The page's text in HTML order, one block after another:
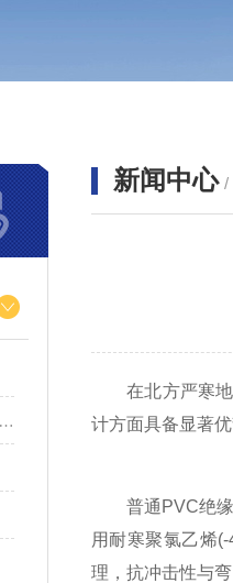
新闻中心 /
在北方严寒地
计方面具备显著
普通PVC绝缘
用耐寒聚氯乙烯
理，抗冲击性与